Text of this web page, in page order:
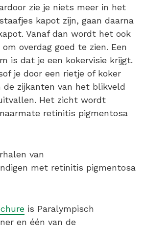
zie je niets meer in het
kapot zijn, gaan daarna
Vanaf dan wordt het ook
overdag goed te zien. Een
is dat je een kokervisie krijgt.
je door een rietje of koker
de zijkanten van het blikveld
Het zicht wordt
retinitis pigmentosa
van
met retinitis pigmentosa
is Paralympisch
en één van de